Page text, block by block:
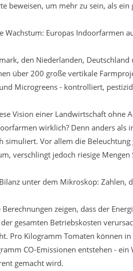
beweisen, um mehr zu sein, als
Wachstum: Europas Indoorfarmen
den Niederlanden,
über 200 große vertikale
Microgreens - kontrolliert,
Vision einer Landwirtschaft ohne
wirklich? Denn anders als
simuliert. Vor allem die
verschlingt jedoch riesige Mengen
unter dem Mikroskop: Zahlen,
zeigen, dass der
gesamten Betriebskosten
Pro Kilogramm Tomaten können
CO-Emissionen entstehen -
gemacht wird.